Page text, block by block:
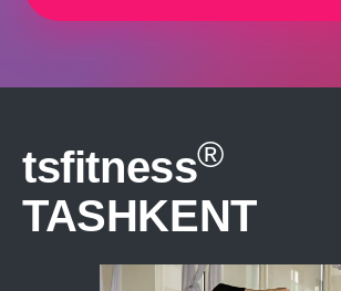
tsfitness®
TASHKENT
AKSIYALARI